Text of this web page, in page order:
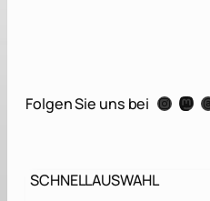
r
e
Folgen Sie uns bei Instagram Mastodon Threads
SCHNELLAUSWAHL